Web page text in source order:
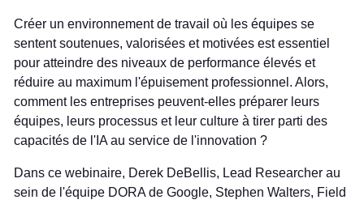
Créer un environnement de travail où les équipes se
sentent soutenues, valorisées et motivées est essentiel
pour atteindre des niveaux de performance élevés et
réduire au maximum l'épuisement professionnel. Alors,
comment les entreprises peuvent-elles préparer leurs
équipes, leurs processus et leur culture à tirer parti des
capacités de l'IA au service de l'innovation ?
Dans ce webinaire, Derek DeBellis, Lead Researcher au
sein de l'équipe DORA de Google, Stephen Walters, Field